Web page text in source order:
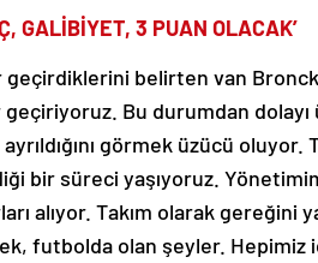
GALİBİYET, 3 PUAN OLACAK’
belirten van
Bu durumdan dolayı
görmek üzücü
bir süreci yaşıyoruz.
alıyor. Takım olarak gereğini
futbolda olan şeyler. Hepimiz